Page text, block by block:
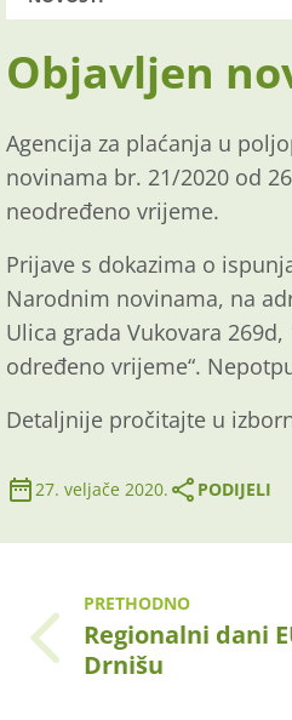
Objavljen
Agencija za plaćanja u
novinama br. 21/2020 od
neodređeno vrijeme.
Prijave s dokazima o
Narodnim novinama, na
Ulica grada Vukovara
određeno vrijeme“.
Detaljnije pročitajte u
27. veljače 2020. PODIJELI
PRETHODNO
Regionalni dani
Drnišu